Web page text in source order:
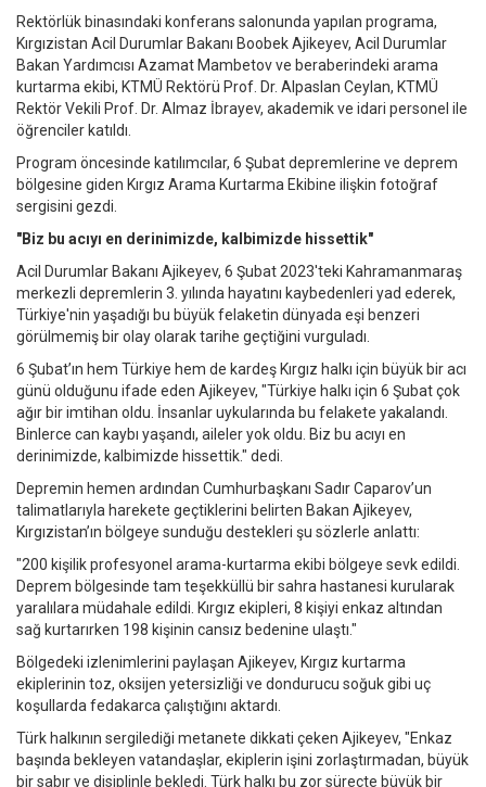
Rektörlük binasındaki konferans salonunda yapılan programa,
Kırgızistan Acil Durumlar Bakanı Boobek Ajikeyev, Acil Durumlar
Bakan Yardımcısı Azamat Mambetov ve beraberindeki arama
kurtarma ekibi, KTMÜ Rektörü Prof. Dr. Alpaslan Ceylan, KTMÜ
Rektör Vekili Prof. Dr. Almaz İbrayev, akademik ve idari personel ile
öğrenciler katıldı.
Program öncesinde katılımcılar, 6 Şubat depremlerine ve deprem
bölgesine giden Kırgız Arama Kurtarma Ekibine ilişkin fotoğraf
sergisini gezdi.
"Biz bu acıyı en derinimizde, kalbimizde hissettik"
Acil Durumlar Bakanı Ajikeyev, 6 Şubat 2023'teki Kahramanmaraş
merkezli depremlerin 3. yılında hayatını kaybedenleri yad ederek,
Türkiye'nin yaşadığı bu büyük felaketin dünyada eşi benzeri
görülmemiş bir olay olarak tarihe geçtiğini vurguladı.
6 Şubat’ın hem Türkiye hem de kardeş Kırgız halkı için büyük bir acı
günü olduğunu ifade eden Ajikeyev, "Türkiye halkı için 6 Şubat çok
ağır bir imtihan oldu. İnsanlar uykularında bu felakete yakalandı.
Binlerce can kaybı yaşandı, aileler yok oldu. Biz bu acıyı en
derinimizde, kalbimizde hissettik." dedi.
Depremin hemen ardından Cumhurbaşkanı Sadır Caparov’un
talimatlarıyla harekete geçtiklerini belirten Bakan Ajikeyev,
Kırgızistan’ın bölgeye sunduğu destekleri şu sözlerle anlattı:
"200 kişilik profesyonel arama-kurtarma ekibi bölgeye sevk edildi.
Deprem bölgesinde tam teşekküllü bir sahra hastanesi kurularak
yaralılara müdahale edildi. Kırgız ekipleri, 8 kişiyi enkaz altından
sağ kurtarırken 198 kişinin cansız bedenine ulaştı."
Bölgedeki izlenimlerini paylaşan Ajikeyev, Kırgız kurtarma
ekiplerinin toz, oksijen yetersizliği ve dondurucu soğuk gibi uç
koşullarda fedakarca çalıştığını aktardı.
Türk halkının sergilediği metanete dikkati çeken Ajikeyev, "Enkaz
başında bekleyen vatandaşlar, ekiplerin işini zorlaştırmadan, büyük
bir sabır ve disiplinle bekledi. Türk halkı bu zor süreçte büyük bir